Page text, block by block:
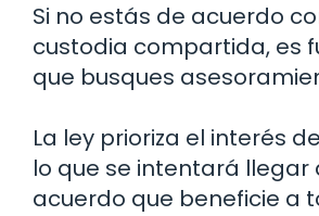
Si no estás de acuerdo
custodia compartida, es
que busques
La ley prioriza el interés
lo que se intentará llegar
acuerdo que beneficie a